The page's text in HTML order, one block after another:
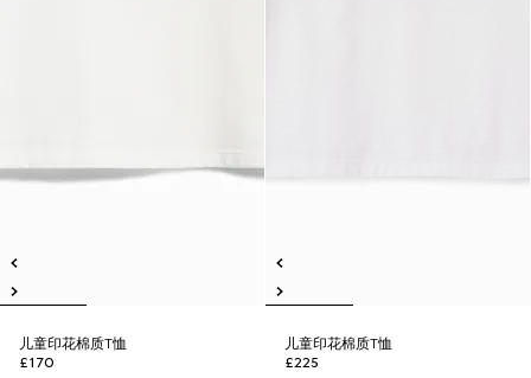
儿童印花棉质T恤
£170
儿童印花棉质T恤
£225